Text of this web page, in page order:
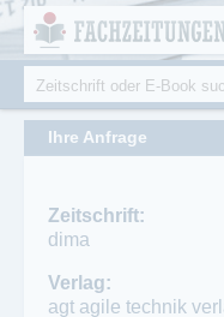
Fachmagazine
Suchformular
Suche
Ihre Anfrage
Zeitschrift:
dima
Verlag:
agt agile technik
Cookie-Einstellungen